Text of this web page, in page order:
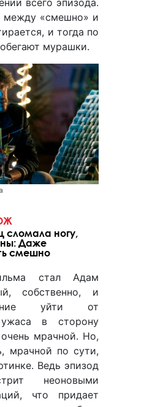
между «смешно» и
и тогда по
мурашки.
сломала ногу,
Даже
смешно
стал Адам
собственно, и
уйти от
ужаса в сторону
мрачной. Но,
мрачной по сути,
Ведь эпизод
неоновыми
что придает